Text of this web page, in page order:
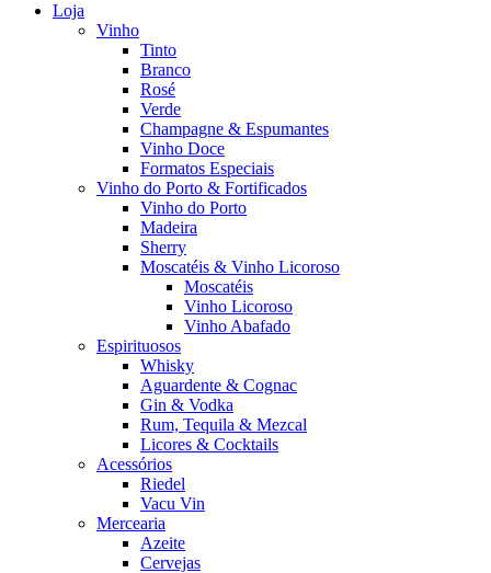
Loja
Vinho
Tinto
Branco
Rosé
Verde
Champagne & Espumantes
Vinho Doce
Formatos Especiais
Vinho do Porto & Fortificados
Vinho do Porto
Madeira
Sherry
Moscatéis & Vinho Licoroso
Moscatéis
Vinho Licoroso
Vinho Abafado
Espirituosos
Whisky
Aguardente & Cognac
Gin & Vodka
Rum, Tequila & Mezcal
Licores & Cocktails
Acessórios
Riedel
Vacu Vin
Mercearia
Azeite
Cervejas